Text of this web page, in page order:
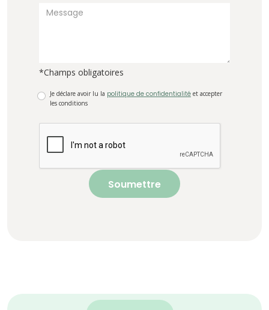
*Champs obligatoires
Je déclare avoir lu la politique de confidentialité et accepter
les conditions
Soumettre